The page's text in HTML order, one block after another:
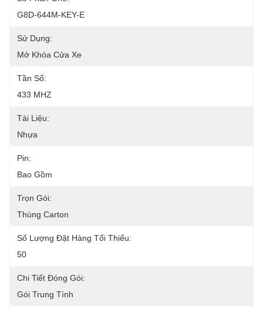
G8D-644M-KEY-E
Sử Dụng:
Mở Khóa Cửa Xe
Tần Số:
433 MHZ
Tài Liệu:
Nhựa
Pin:
Bao Gồm
Trọn Gói:
Thùng Carton
Số Lượng Đặt Hàng Tối Thiểu:
50
Chi Tiết Đóng Gói:
Gói Trung Tính